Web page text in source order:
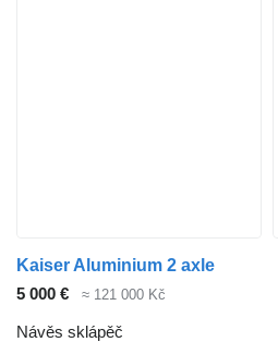
Kaiser Aluminium 2 axle
5 000 €
≈ 121 000 Kč
Návěs sklápěč